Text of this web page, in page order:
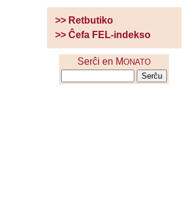
>> Retbutiko
>> Ĉefa FEL-indekso
Serĉi en MONATO